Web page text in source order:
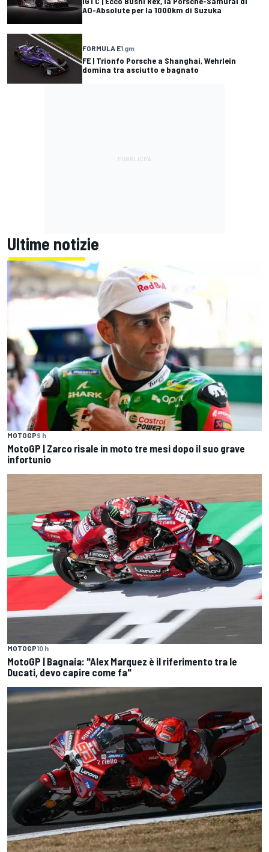
AO-Absolute per la 1000km di Suzuka
FORMULA E1 gm
FE | Trionfo Porsche a Shanghai, Wehrlein
domina tra asciutto e bagnato
Ultime notizie
MOTOGP9 h
MotoGP | Zarco risale in moto tre mesi dopo il suo grave
infortunio
MOTOGP10 h
MotoGP | Bagnaia: "Alex Marquez è il riferimento tra le
Ducati, devo capire come fa"